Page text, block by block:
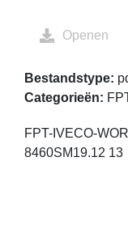
FPT-IVECO-
8460SM19.12 13
Openen
Bestandstype:
Categorieën: